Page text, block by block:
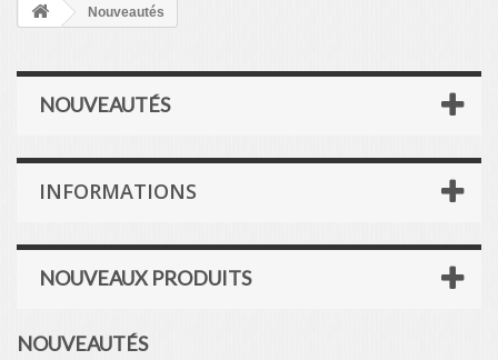
Nouveautés
NOUVEAUTÉS
INFORMATIONS
NOUVEAUX PRODUITS
NOUVEAUTÉS